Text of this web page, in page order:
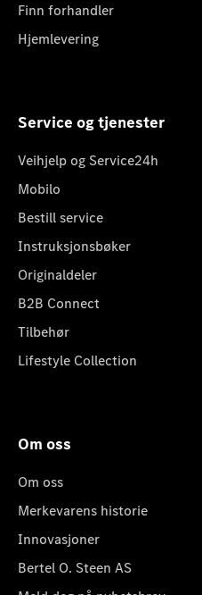
Finn forhandler
Hjemlevering
Service og tjenester
Veihjelp og Service24h
Mobilo
Bestill service
Instruksjonsbøker
Originaldeler
B2B Connect
Tilbehør
Lifestyle Collection
Om oss
Om oss
Merkevarens historie
Innovasjoner
Bertel O. Steen AS